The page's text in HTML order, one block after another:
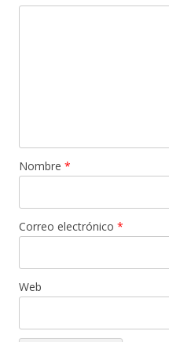
Nombre *
Correo electrónico *
Web